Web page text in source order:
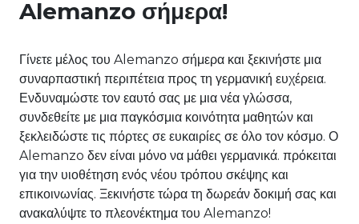
Alemanzo σήμερα!
Γίνετε μέλος του Alemanzo σήμερα και ξεκινήστε μια
συναρπαστική περιπέτεια προς τη γερμανική ευχέρεια.
Ενδυναμώστε τον εαυτό σας με μια νέα γλώσσα,
συνδεθείτε με μια παγκόσμια κοινότητα μαθητών και
ξεκλειδώστε τις πόρτες σε ευκαιρίες σε όλο τον κόσμο. Ο
Alemanzo δεν είναι μόνο να μάθει γερμανικά. πρόκειται
για την υιοθέτηση ενός νέου τρόπου σκέψης και
επικοινωνίας. Ξεκινήστε τώρα τη δωρεάν δοκιμή σας και
ανακαλύψτε το πλεονέκτημα του Alemanzo!